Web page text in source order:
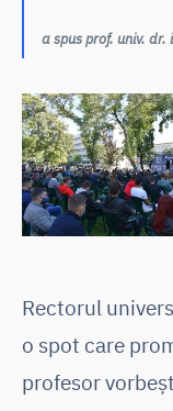
a spus prof. univ. dr.
Rectorul
o spot care
profesor